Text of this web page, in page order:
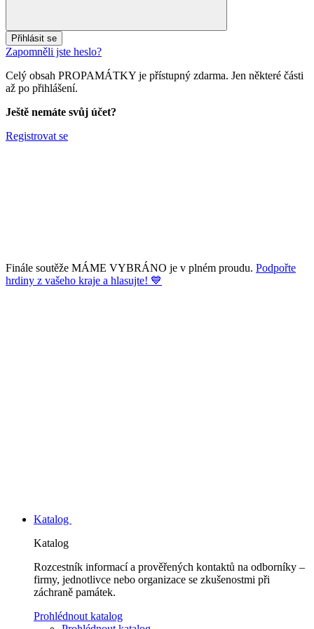
Přihlásit se
Zapomněli jste heslo?
Celý obsah PROPAMÁTKY je přístupný zdarma. Jen některé části
až po přihlášení.
Ještě nemáte svůj účet?
Registrovat se
Finále soutěže MÁME VYBRÁNO je v plném proudu. Podpořte
hrdiny z vašeho kraje a hlasujte! 💙
Katalog
Katalog
Rozcestník informací a prověřených kontaktů na odborníky –
firmy, jednotlivce nebo organizace se zkušenostmi při
záchraně památek.
Prohlédnout katalog